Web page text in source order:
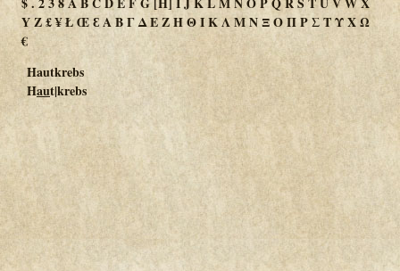
YZ£¥ŁŒƐΑΒΓΔΕΖΗΘΙΚΛΜΝΞΟΠΡΣΤΥΧΩ
€
Hautkrebs
Haut|krebs